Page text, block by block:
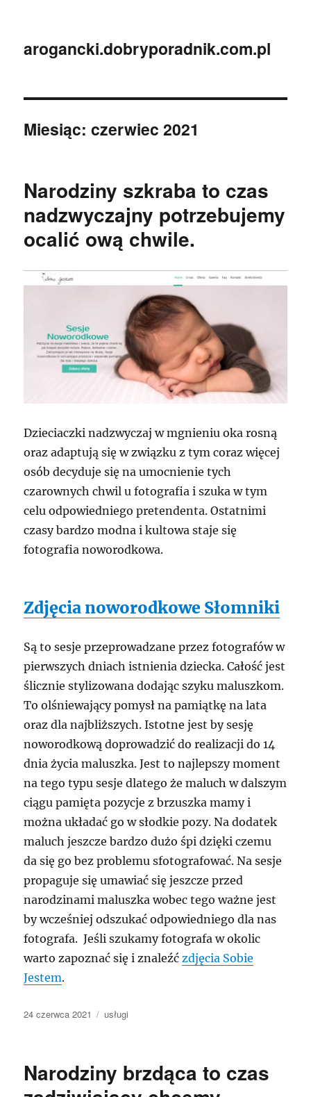
arogancki.dobryporadnik.com.pl
Miesiąc:czerwiec 2021
Narodziny szkraba to czas
nadzwyczajny potrzebujemy
ocalić ową chwile.
Dzieciaczki nadzwyczaj w mgnieniu oka rosną
oraz adaptują się w związku z tym coraz więcej
osób decyduje się na umocnienie tych
czarownych chwil u fotografia i szuka w tym
celu odpowiedniego pretendenta. Ostatnimi
czasy bardzo modna i kultowa staje się
fotografia noworodkowa.
Zdjęcia noworodkowe Słomniki
Są to sesje przeprowadzane przez fotografów w
pierwszych dniach istnienia dziecka. Całość jest
ślicznie stylizowana dodając szyku maluszkom.
To olśniewający pomysł na pamiątkę na lata
oraz dla najbliższych. Istotne jest by sesję
noworodkową doprowadzić do realizacji do 14
dnia życia maluszka. Jest to najlepszy moment
na tego typu sesje dlatego że maluch w dalszym
ciągu pamięta pozycje z brzuszka mamy i
można układać go w słodkie pozy. Na dodatek
maluch jeszcze bardzo dużo śpi dzięki czemu
da się go bez problemu sfotografować. Na sesje
propaguje się umawiać się jeszcze przed
narodzinami maluszka wobec tego ważne jest
by wcześniej odszukać odpowiedniego dla nas
fotografa. Jeśli szukamy fotografa w okolic
warto zapoznać się i znaleźć zdjęcia Sobie
Jestem.
Data
24 czerwca 2021 Kategorie
usługi
Narodziny brzdąca to czas